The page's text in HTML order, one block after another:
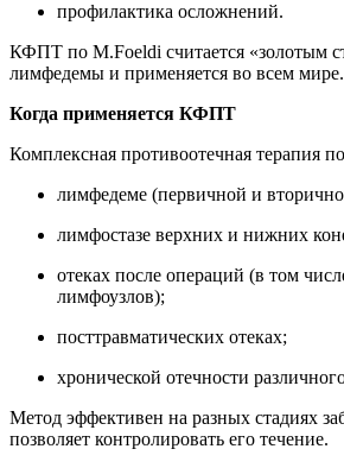
профилактика осложнений.
КФПТ по M.Foeldi считается «золотым
лимфедемы и применяется во всем мире.
Когда применяется КФПТ
Комплексная противоотечная терапия
лимфедеме (первичной и
лимфостазе верхних и нижних
отеках после операций (в том
лимфоузлов);
посттравматических отеках;
хронической отечности
Метод эффективен на разных стадиях
позволяет контролировать его течение.